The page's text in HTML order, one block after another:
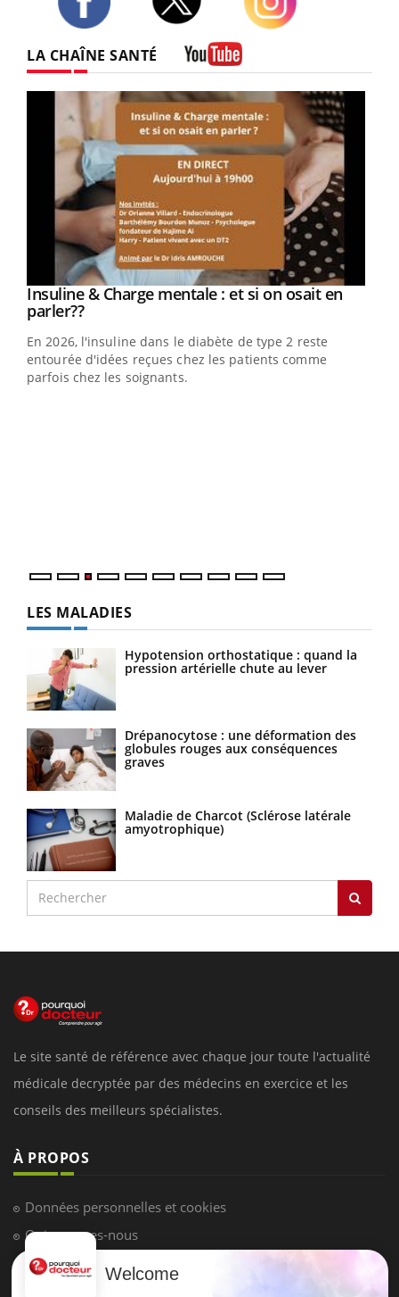
LA CHAÎNE SANTÉ
Youtube
Insuline & Charge mentale : et si on osait en
parler??Youtube
En 2026, l'insuline dans le diabète de type 2 reste
entourée d'idées reçues chez les patients comme
parfois chez les soignants.
LES MALADIES
Hypotension orthostatique : quand la
pression artérielle chute au lever
Drépanocytose : une déformation des
globules rouges aux conséquences
graves
Maladie de Charcot (Sclérose latérale
amyotrophique)
Le site santé de référence avec chaque jour toute l'actualité
médicale decryptée par des médecins en exercice et les
conseils des meilleurs spécialistes.
À PROPOS
Données personnelles et cookies
Qui sommes-nous
Conditions d'utilisation
Welcome